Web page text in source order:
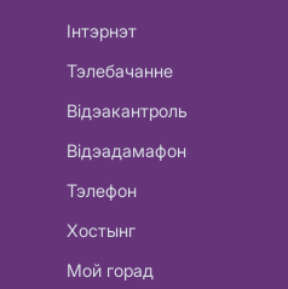
Інтэрнэт
Тэлебачанне
Відэакантроль
Відэадамафон
Тэлефон
Хостынг
Мой горад